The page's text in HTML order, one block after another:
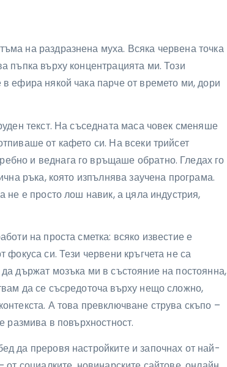
на раздразнена муха. Всяка червена точка
пъпка върху концентрацията ми. Този
ефира някой чака парче от времето ми, дори
текст. На съседната маса човек сменяше
от кафето си. На всеки трийсет
и веднага го връщаше обратно. Гледах го
ръка, която изпълнява заучена програма.
не е просто лош навик, а цяла индустрия,
на проста сметка: всяко известие е
фокуса си. Тези червени кръгчета не са
държат мозъка ми в състояние на постоянна,
да се съсредоточа върху нещо сложно,
А това превключване струва скъпо –
размива в повърхностност.
да преровя настройките и започнах от най-